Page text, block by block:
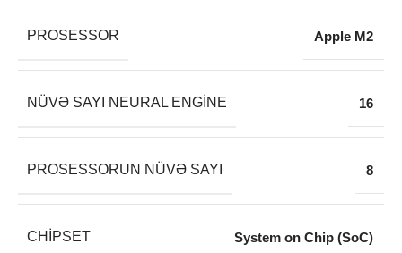
PROSESSOR Apple M2
NÜVƏ SAYI NEURAL ENGINE 16
PROSESSORUN NÜVƏ SAYI 8
CHIPSET System on Chip (SoC)